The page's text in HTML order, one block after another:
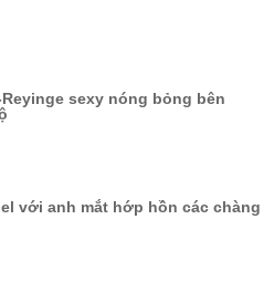
sexy nóng bỏng bên
với anh mắt hớp hồn các chàng